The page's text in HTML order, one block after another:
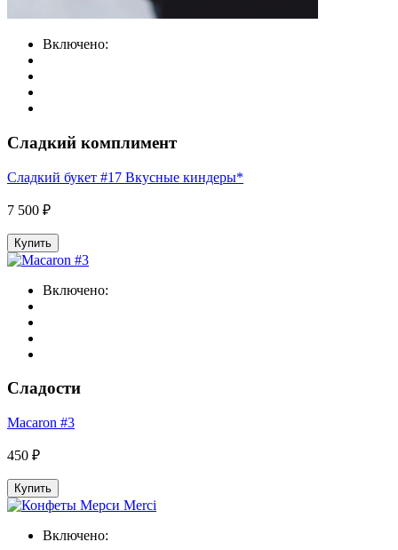
Включено:
Сладкий комплимент
Сладкий букет #17 Вкусные киндеры*
7 500 ₽
Купить
Включено:
Сладости
Macaron #3
450 ₽
Купить
Включено: